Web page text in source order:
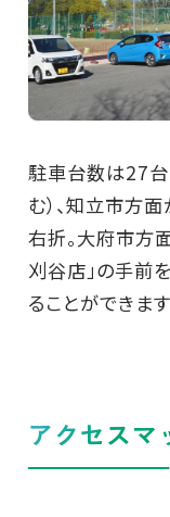
駐車台数は27台
む）、知立市方
右折。大府市方
刈谷店」の手前
ることができます
アクセスマ